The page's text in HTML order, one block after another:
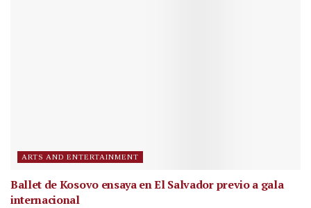
ARTS AND ENTERTAINMENT
Ballet de Kosovo ensaya en El Salvador previo a gala
internacional